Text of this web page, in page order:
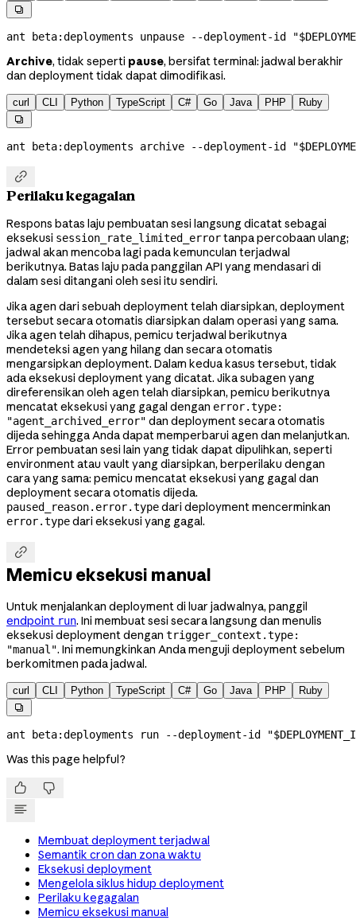

ant beta:deployments unpause --deployment-id "
Archive, tidak seperti pause, bersifat terminal: jadwal berakhir
dan deployment tidak dapat dimodifikasi.
curl CLI Python TypeScript C# Go Java PHP Ruby

ant beta:deployments archive --deployment-id "

Perilaku kegagalan
Respons batas laju pembuatan sesi langsung dicatat sebagai
eksekusi session_rate_limited_errortanpa percobaan ulang;
jadwal akan mencoba lagi pada kemunculan terjadwal
berikutnya. Batas laju pada panggilan API yang mendasari di
dalam sesi ditangani oleh sesi itu sendiri.
Jika agen dari sebuah deployment telah diarsipkan, deployment
tersebut secara otomatis diarsipkan dalam operasi yang sama.
Jika agen telah dihapus, pemicu terjadwal berikutnya
mendeteksi agen yang hilang dan secara otomatis
mengarsipkan deployment. Dalam kedua kasus tersebut, tidak
ada eksekusi deployment yang dicatat. Jika subagen yang
direferensikan oleh agen telah diarsipkan, pemicu berikutnya
mencatat eksekusi yang gagal dengan error.type:
"agent_archived_error" dan deployment secara otomatis
dijeda sehingga Anda dapat memperbarui agen dan melanjutkan.
Error pembuatan sesi lain yang tidak dapat dipulihkan, seperti
environment atau vault yang diarsipkan, berperilaku dengan
cara yang sama: pemicu mencatat eksekusi yang gagal dan
deployment secara otomatis dijeda.
paused_reason.error.typedari deployment mencerminkan
error.typedari eksekusi yang gagal.

Memicu eksekusi manual
Untuk menjalankan deployment di luar jadwalnya, panggil
endpoint run. Ini membuat sesi secara langsung dan menulis
eksekusi deployment dengan trigger_context.type:
"manual". Ini memungkinkan Anda menguji deployment sebelum
berkomitmen pada jadwal.
curl CLI Python TypeScript C# Go Java PHP Ruby

ant beta:deployments run --deployment-id "
Was this page helpful?
 
Membuat deployment terjadwal
Semantik cron dan zona waktu
Eksekusi deployment
Mengelola siklus hidup deployment
Perilaku kegagalan
Memicu eksekusi manual